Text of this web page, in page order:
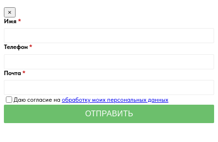
×
Имя
Телефон
Почта
Даю согласие на обработку моих персональных данных